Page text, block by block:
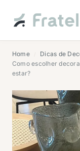
Home Dicas de
Como escolher
estar?